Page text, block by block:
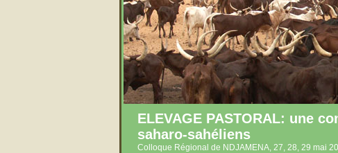
ELEVAGE PASTORAL: une
saharo-sahéliens
Colloque Régional de NDJAMENA, 27, 28, 29 mai